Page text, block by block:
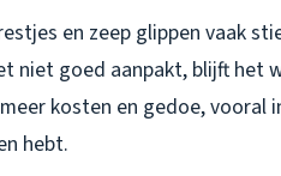
en zeep glippen vaak
niet goed aanpakt, blijft het
kosten en gedoe, vooral
hebt.